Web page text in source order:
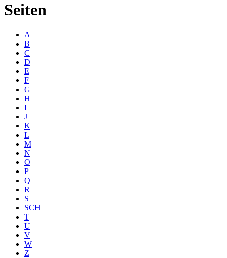
Seiten
A
B
C
D
E
F
G
H
I
J
K
L
M
N
O
P
Q
R
S
SCH
T
U
V
W
Z